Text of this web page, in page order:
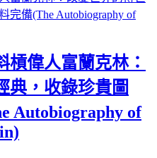
槓偉人富蘭克林：
典，收錄珍貴圖
Autobiography of